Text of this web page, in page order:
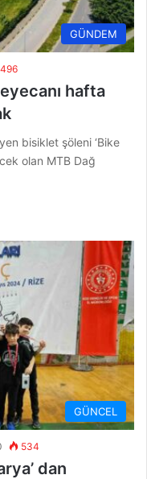
GÜNDEM
496
hafta
bisiklet şöleni ‘Bike
olan MTB Dağ
GÜNCEL
534
dan